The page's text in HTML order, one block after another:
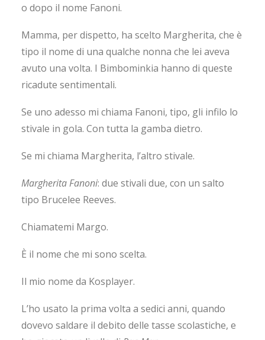
o dopo il nome Fanoni.
Mamma, per dispetto, ha scelto Margherita, che è
tipo il nome di una qualche nonna che lei aveva
avuto una volta. I Bimbominkia hanno di queste
ricadute sentimentali.
Se uno adesso mi chiama Fanoni, tipo, gli infilo lo
stivale in gola. Con tutta la gamba dietro.
Se mi chiama Margherita, l’altro stivale.
Margherita Fanoni: due stivali due, con un salto
tipo Brucelee Reeves.
Chiamatemi Margo.
È il nome che mi sono scelta.
Il mio nome da Kosplayer.
L’ho usato la prima volta a sedici anni, quando
dovevo saldare il debito delle tasse scolastiche, e